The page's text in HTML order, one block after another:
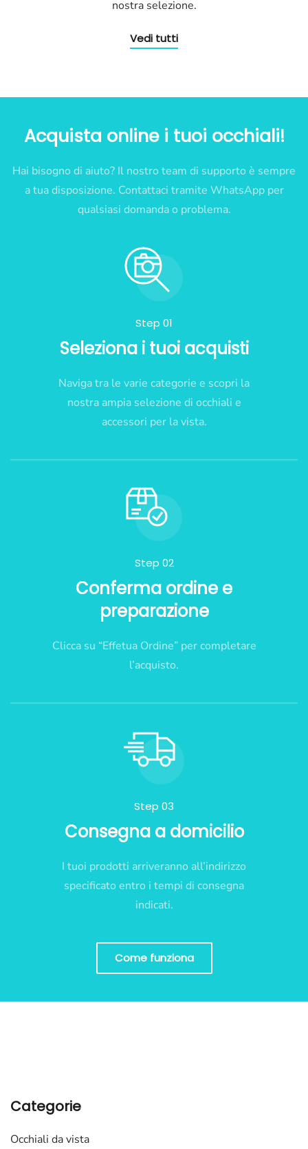
nostra selezione.
Vedi tutti
Acquista online i tuoi occhiali!
Hai bisogno di aiuto? Il nostro team di supporto è sempre
a tua disposizione. Contattaci tramite WhatsApp per
qualsiasi domanda o problema.
Step 01
Seleziona i tuoi acquisti
Naviga tra le varie categorie e scopri la
nostra ampia selezione di occhiali e
accessori per la vista.
Step 02
Conferma ordine e
preparazione
Clicca su “Effetua Ordine” per completare
l’acquisto.
Step 03
Consegna a domicilio
I tuoi prodotti arriveranno all’indirizzo
specificato entro i tempi di consegna
indicati.
Come funziona
Categorie
Occhiali da vista